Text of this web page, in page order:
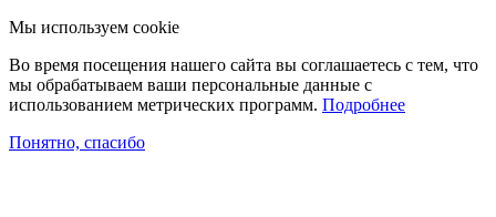
Мы используем cookie
Во время посещения нашего сайта вы соглашаетесь с тем, что
мы обрабатываем ваши персональные данные с
использованием метрических программ. Подробнее
Понятно, спасибо